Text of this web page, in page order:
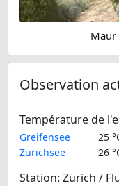
Maur
Observation
Température de
Greifensee
25
Zürichsee
26
Station: Zürich /